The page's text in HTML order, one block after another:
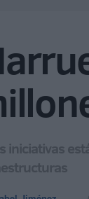
iniciativas